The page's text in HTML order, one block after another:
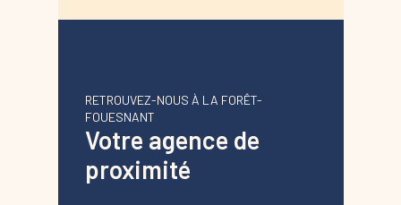
Votre agence de
proximité
RETROUVEZ-NOUS À LA FORÊT-
FOUESNANT